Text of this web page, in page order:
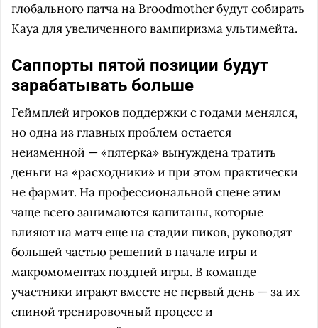
глобального патча на Broodmother будут собирать
Kaya для увеличенного вампиризма ультимейта.
Саппорты пятой позиции будут
зарабатывать больше
Геймплей игроков поддержки с годами менялся,
но одна из главных проблем остается
неизменной — «пятерка» вынуждена тратить
деньги на «расходники» и при этом практически
не фармит. На профессиональной сцене этим
чаще всего занимаются капитаны, которые
влияют на матч еще на стадии пиков, руководят
большей частью решений в начале игры и
макромоментах поздней игры. В команде
участники играют вместе не первый день — за их
спиной тренировочный процесс и